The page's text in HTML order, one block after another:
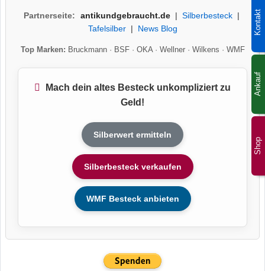
Shop
Kontakt
Ankauf
Partnerseite: antikundgebraucht.de| Silberbesteck|
Tafelsilber| News Blog
Top Marken: Bruckmann· BSF· OKA· Wellner· Wilkens · WMF
Mach dein altes Besteck unkompliziert zu
Geld!
Silberwert ermitteln
Silberbesteck verkaufen
WMF Besteck anbieten